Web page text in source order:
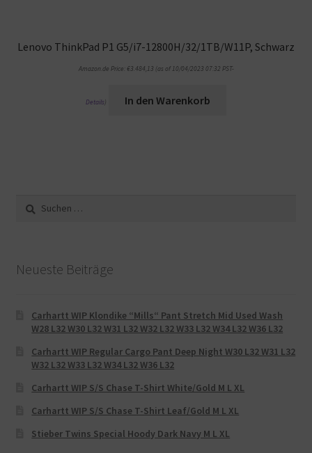
Lenovo ThinkPad P1 G5/i7-12800H/32/1TB/W11P, Schwarz
Amazon.de Price: €3.484,13 (as of 10/04/2023 07:32 PST-
Details In den Warenkorb
Suche
nach:
Neueste Beiträge
Carhartt WIP Klondike “Mills“ Pant Stretch Mid Used Wash
W28 L32 W30 L32 W31 L32 W32 L32 W33 L32 W34 L32 W36 L32
Carhartt WIP Regular Cargo Pant Deep Night W30 L32 W31 L32
W32 L32 W33 L32 W34 L32 W36 L32
Carhartt WIP S/S Chase T-Shirt White/Gold M L XL
Carhartt WIP S/S Chase T-Shirt Leaf/Gold M L XL
Stieber Twins Special Hoody Dark Navy M L XL